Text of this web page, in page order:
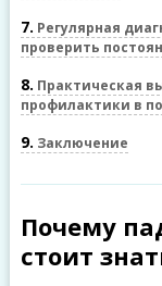
7 Регулярная
проверить
8 Практическая
профилактики в
9 Заключение
Почему
стоит